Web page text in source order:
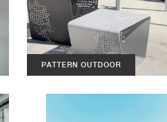
PATTERN OUTDOOR